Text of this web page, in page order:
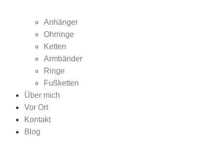
Anhänger
Ohrringe
Ketten
Armbänder
Ringe
Fußketten
Über mich
Vor Ort
Kontakt
Blog